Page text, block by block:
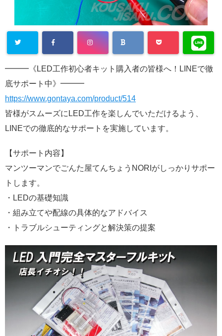
━━━《LED工作初心者キット購入者の皆様へ！LINEで徹
底サポート中》━━━
https://www.gontaya.com/product/514
皆様がスムーズにLED工作を楽しんでいただけるよう、
LINEでの徹底的なサポートを実施しています。
【サポート内容】
マンツーマンでごんた屋てんちょうNORIがしっかりサポー
トします。
・LEDの基礎知識
・組み立てや配線の具体的なアドバイス
・トラブルシューティングと解決策の提案